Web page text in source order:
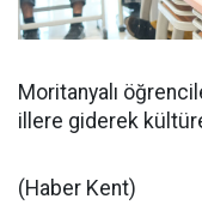
Moritanyalı
illere giderek
(Haber Kent)